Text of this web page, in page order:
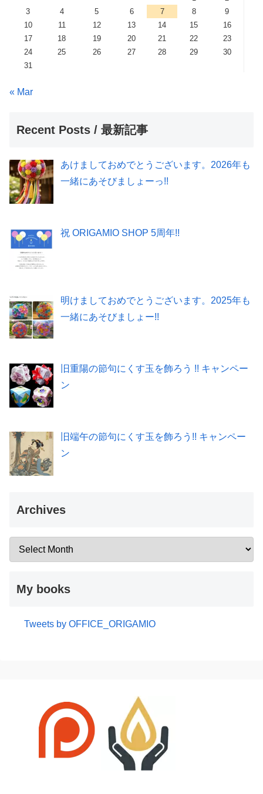
3
4 5 6 7 8
9
10
11 12 13 14 15
16
17
18 19 20 21 22
23
24
25 26 27 28 29
30
31
« Mar
Recent Posts / 最新記事
あけましておめでとうございます。2026年も
一緒にあそびましょーっ!!
祝 ORIGAMIO SHOP 5周年!!
明けましておめでとうございます。2025年も
一緒にあそびましょー!!
旧重陽の節句にくす玉を飾ろう !! キャンペー
ン
旧端午の節句にくす玉を飾ろう!! キャンペー
ン
Archives
My books
Tweets by OFFICE_ORIGAMIO